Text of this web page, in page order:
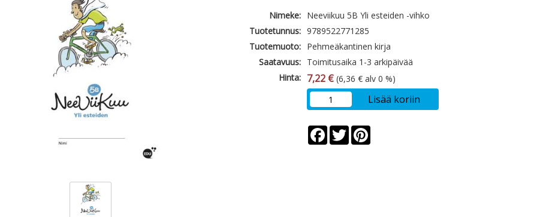
Nimeke: Neeviikuu 5B Yli esteiden -vihko
Tuotetunnus: 9789522771285
Tuotemuoto: Pehmeäkantinen kirja
Saatavuus: Toimitusaika 1-3 arkipäivää
Hinta: 7,22 € (6,36 € alv 0 %)
Lisää koriin
Facebook
Twitter